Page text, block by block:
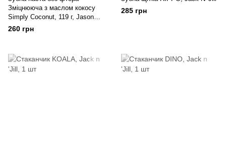
Зміцнююча з маслом кокосу
Simply Coconut, 119 г, Jason
Natural Cosmetics
260 грн
285 грн